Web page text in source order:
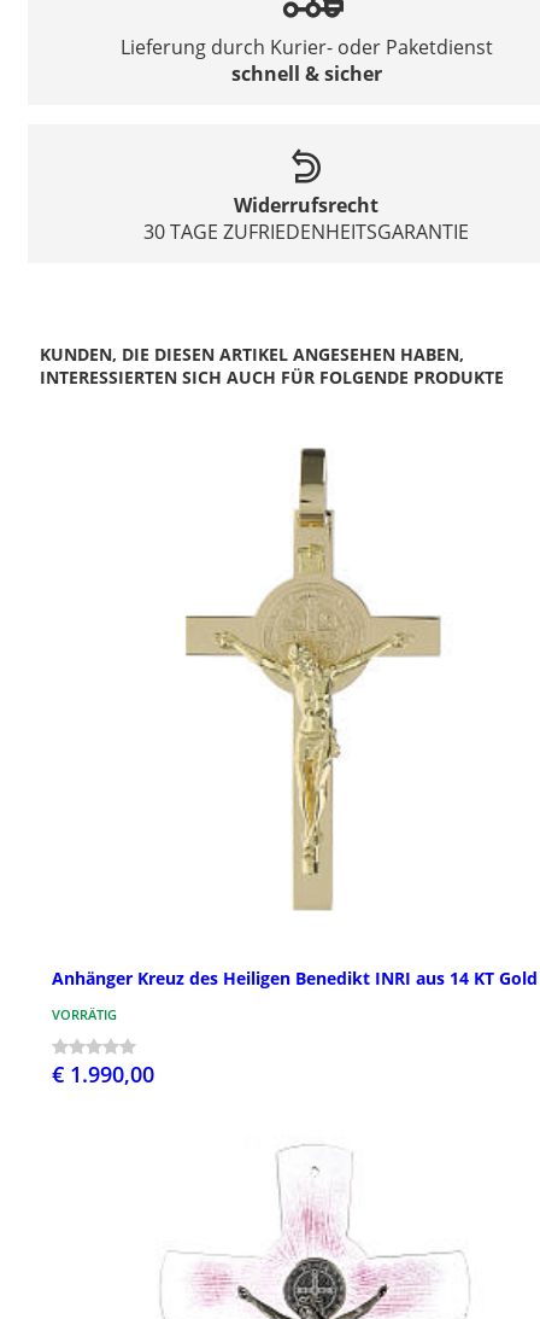
Lieferung durch Kurier- oder Paketdienst
schnell & sicher
Widerrufsrecht
30 TAGE ZUFRIEDENHEITSGARANTIE
KUNDEN, DIE DIESEN ARTIKEL ANGESEHEN HABEN,
INTERESSIERTEN SICH AUCH FÜR FOLGENDE PRODUKTE
Anhänger Kreuz des Heiligen Benedikt INRI aus 14 KT Gold
VORRÄTIG
€ 1.990,00